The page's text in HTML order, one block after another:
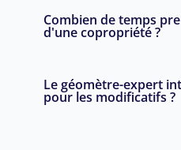
Combien de temps
d'une copropriété ?
Le géomètre-expert
pour les modificatifs ?